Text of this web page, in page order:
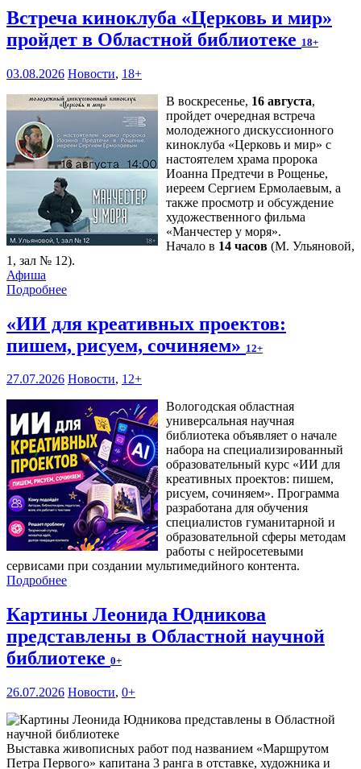
Встреча киноклуба «Церковь и мир»
пройдет в Областной библиотеке 18+
03.08.2026 Новости, 18+
В воскресенье, 16 августа,
пройдет очередная встреча
молодежного дискуссионного
киноклуба «Церковь и мир» с
настоятелем храма пророка
Иоанна Предтечи в Рощенье,
иереем Сергием Ермолаевым, а
также просмотр и обсуждение
художественного фильма
«Манчестер у моря».
Начало в 14 часов (М. Ульяновой,
1, зал № 12).
Афиша
Подробнее
«ИИ для креативных проектов:
пишем, рисуем, сочиняем» 12+
27.07.2026 Новости, 12+
Вологодская областная
универсальная научная
библиотека объявляет о начале
набора на специализированный
образовательный курс «ИИ для
креативных проектов: пишем,
рисуем, сочиняем». Программа
разработана для обучения
специалистов гуманитарной и
образовательной сферы методам
работы с нейросетевыми
сервисами при создании мультимедийного контента.
Подробнее
Картины Леонида Юдникова
представлены в Областной научной
библиотеке 0+
26.07.2026 Новости, 0+
Выставка живописных работ под названием «Маршрутом
Петра Первого» капитана 3 ранга в отставке, художника и